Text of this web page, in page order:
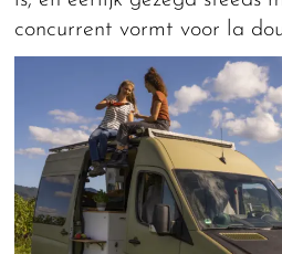
concurrent vormt voor la